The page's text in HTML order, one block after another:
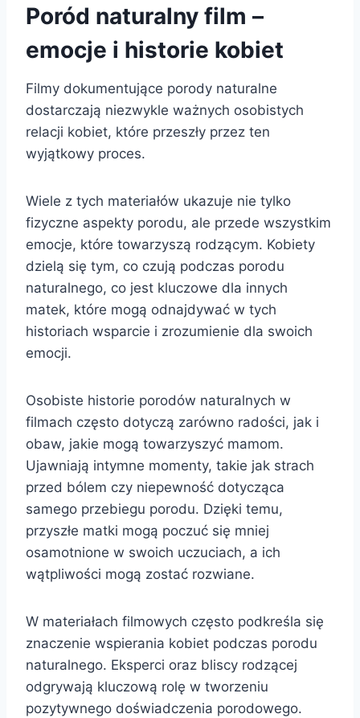
Poród naturalny film –
emocje i historie kobiet
Filmy dokumentujące porody naturalne
dostarczają niezwykle ważnych osobistych
relacji kobiet, które przeszły przez ten
wyjątkowy proces.
Wiele z tych materiałów ukazuje nie tylko
fizyczne aspekty porodu, ale przede wszystkim
emocje, które towarzyszą rodzącym. Kobiety
dzielą się tym, co czują podczas porodu
naturalnego, co jest kluczowe dla innych
matek, które mogą odnajdywać w tych
historiach wsparcie i zrozumienie dla swoich
emocji.
Osobiste historie porodów naturalnych w
filmach często dotyczą zarówno radości, jak i
obaw, jakie mogą towarzyszyć mamom.
Ujawniają intymne momenty, takie jak strach
przed bólem czy niepewność dotycząca
samego przebiegu porodu. Dzięki temu,
przyszłe matki mogą poczuć się mniej
osamotnione w swoich uczuciach, a ich
wątpliwości mogą zostać rozwiane.
W materiałach filmowych często podkreśla się
znaczenie wspierania kobiet podczas porodu
naturalnego. Eksperci oraz bliscy rodzącej
odgrywają kluczową rolę w tworzeniu
pozytywnego doświadczenia porodowego.